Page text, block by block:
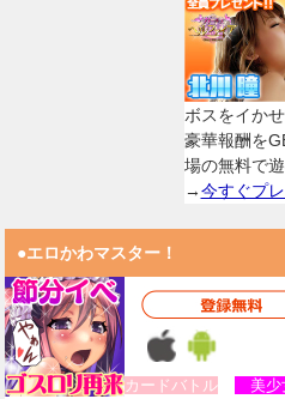
ボスをイか
豪華報酬を
場の無料で
→今すぐプ
●エロかわマスター！
カードバトル 美